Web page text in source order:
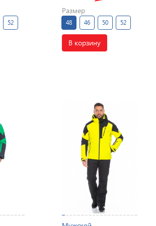
52
Размер
48 46 50 52
В корзину